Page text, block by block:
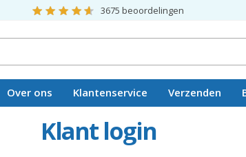
3675 beoordelingen
Over ons Klantenservice Verzenden
Klant login